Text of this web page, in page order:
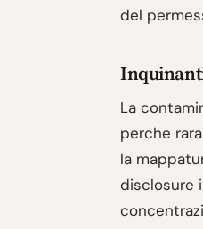
del
Inquinanti
La
perche
la
disclosure